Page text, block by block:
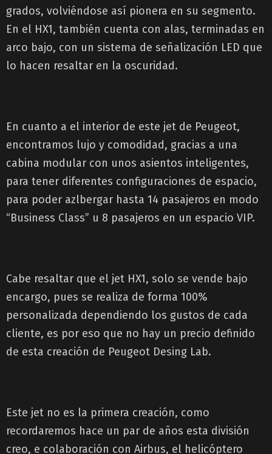
grados, volviéndose así pionera en su segmento.
En el HX1, también cuenta con alas, terminadas en
arco bajo, con un sistema de señalización LED que
lo hacen resaltar en la oscuridad.
En cuanto a el interior de este jet de Peugeot,
encontramos lujo y comodidad, gracias a una
cabina modular con unos asientos inteligentes,
para tener diferentes configuraciones de espacio,
para poder azlbergar hasta 14 pasajeros en modo
“Business Class” u 8 pasajeros en un espacio VIP.
Cabe resaltar que el jet HX1, solo se vende bajo
encargo, pues se realiza de forma 100%
personalizada dependiendo los gustos de cada
cliente, es por eso que no hay un precio definido
de esta creación de Peugeot Desing Lab.
Este jet no es la primera creación, como
recordaremos hace un par de años esta división
creo, e colaboración con Airbus, el helicóptero